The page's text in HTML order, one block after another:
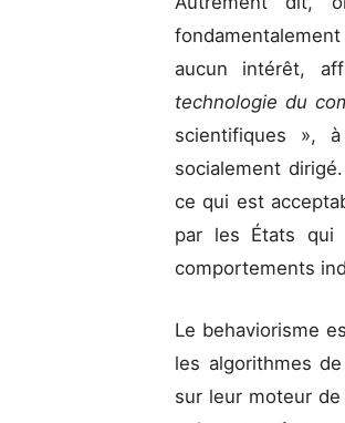
aucun intérêt,
technologie du
scientifiques »,
socialement
ce qui est
par les États qui
comportements
Le behaviorisme
les algorithmes
sur leur moteur